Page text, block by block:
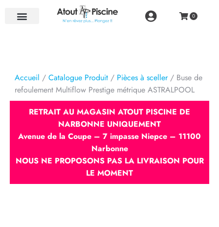
Accueil / Catalogue Produit / Pièces à sceller/ Buse de
refoulement Multiflow Prestige métrique ASTRALPOOL
RETRAIT AU MAGASIN ATOUT PISCINE DE
NARBONNE UNIQUEMENT
Avenue de la Coupe – 7 impasse Niepce – 11100
Narbonne
NOUS NE PROPOSONS PAS LA LIVRAISON POUR
LE MOMENT